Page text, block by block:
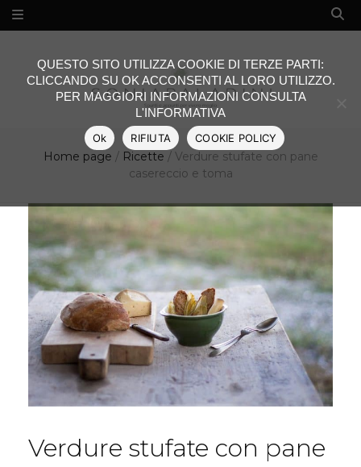
Home page / Ricette / Verdure stufate con pane
casereccio e toma
Verdure stufate con pane
QUESTO SITO UTILIZZA COOKIE DI TERZE PARTI:
CLICCANDO SU OK ACCONSENTI AL LORO UTILIZZO.
PER MAGGIORI INFORMAZIONI CONSULTA
L'INFORMATIVA
Ok RIFIUTA COOKIE POLICY